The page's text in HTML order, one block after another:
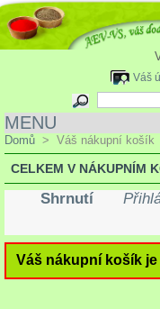
Váš
MENU
Domů > Váš nákupní košík
CELKEM V NÁKUPNÍM
Shrnutí
Váš nákupní košík